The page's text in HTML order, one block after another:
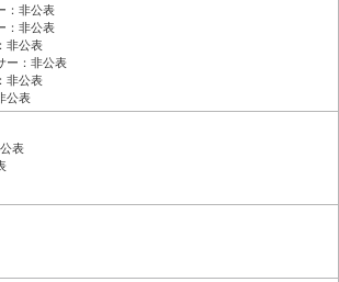
：非公表
：非公表
非公表
ー：非公表
非公表
公表
表